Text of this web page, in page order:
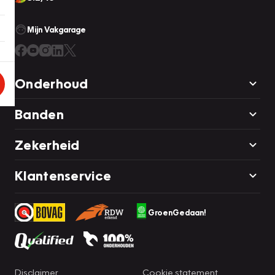
Mijn Vakgarage
Onderhoud
Banden
Zekerheid
Klantenservice
GroenGedaan!
Disclaimer Cookie statement